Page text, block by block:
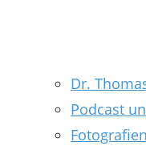
Dr.
Podcast